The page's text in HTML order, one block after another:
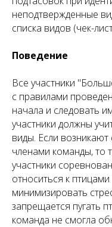
неподтвержденные
списка видов (чек-
Поведение
Все участники
с правилами
начала и следовать
участники должны
виды. Если
членами команды, то
участники
относиться к
минимизировать
запрещается пугать
команда не смогла